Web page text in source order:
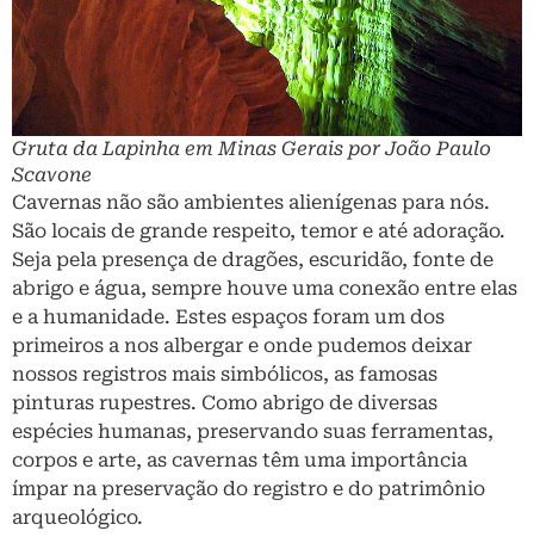
Gruta da Lapinha em Minas Gerais por João Paulo
Scavone
Cavernas não são ambientes alienígenas para nós.
São locais de grande respeito, temor e até adoração.
Seja pela presença de dragões, escuridão, fonte de
abrigo e água, sempre houve uma conexão entre elas
e a humanidade. Estes espaços foram um dos
primeiros a nos albergar e onde pudemos deixar
nossos registros mais simbólicos, as famosas
pinturas rupestres. Como abrigo de diversas
espécies humanas, preservando suas ferramentas,
corpos e arte, as cavernas têm uma importância
ímpar na preservação do registro e do patrimônio
arqueológico.